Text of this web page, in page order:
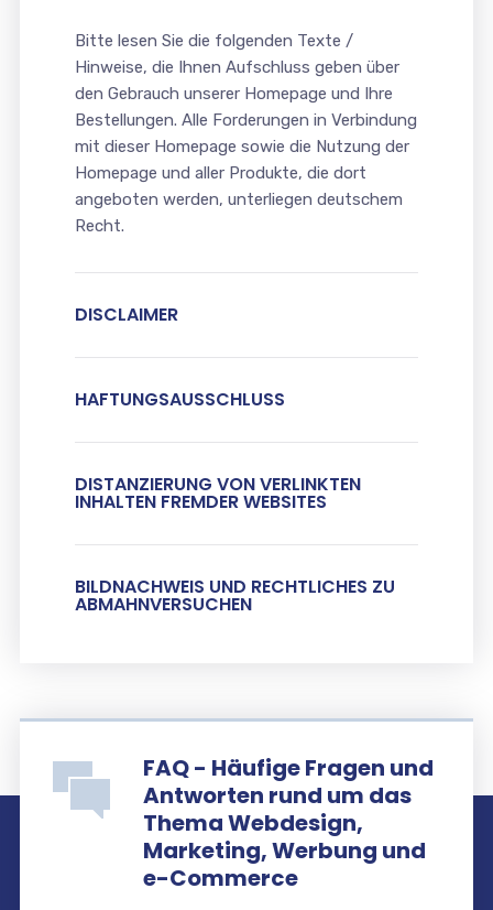
Bitte lesen Sie die folgenden Texte /
Hinweise, die Ihnen Aufschluss geben über
den Gebrauch unserer Homepage und Ihre
Bestellungen. Alle Forderungen in Verbindung
mit dieser Homepage sowie die Nutzung der
Homepage und aller Produkte, die dort
angeboten werden, unterliegen deutschem
Recht.
DISCLAIMER
HAFTUNGSAUSSCHLUSS
DISTANZIERUNG VON VERLINKTEN
INHALTEN FREMDER WEBSITES
BILDNACHWEIS UND RECHTLICHES ZU
ABMAHNVERSUCHEN
FAQ - Häufige Fragen und
Antworten rund um das
Thema Webdesign,
Marketing, Werbung und
e-Commerce